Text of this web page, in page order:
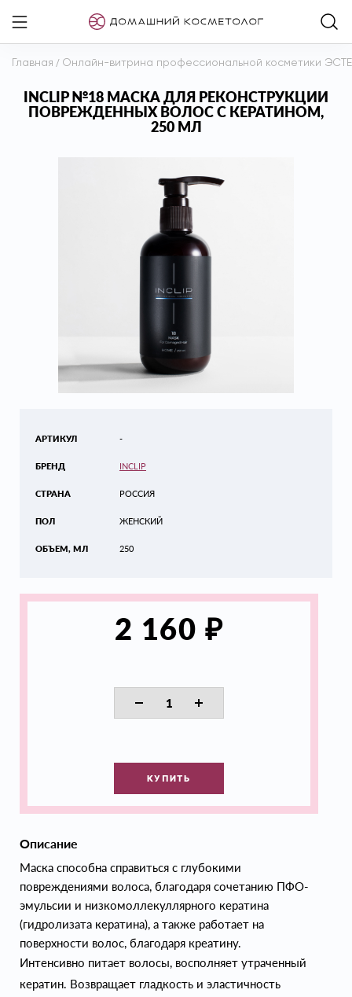
Главная / Онлайн-витрина профессиональной косметики
INCLIP №18 МАСКА ДЛЯ РЕКОНСТРУКЦИИ
ПОВРЕЖДЕННЫХ ВОЛОС С КЕРАТИНОМ,
250 МЛ
АРТИКУЛ
БРЕНД
СТРАНА
ПОЛ
ОБЪЕМ, МЛ
-
INCLIP
РОССИЯ
ЖЕНСКИЙ
250
2 160 ₽
КУПИТЬ
Описание
Маска способна справиться с глубокими
повреждениями волоса, благодаря сочетанию ПФО-
эмульсии и низкомоллекуллярного кератина
(гидролизата кератина), а также работает на
поверхности волос, благодаря креатину.
Интенсивно питает волосы, восполняет утраченный
кератин. Возвращает гладкость и эластичность